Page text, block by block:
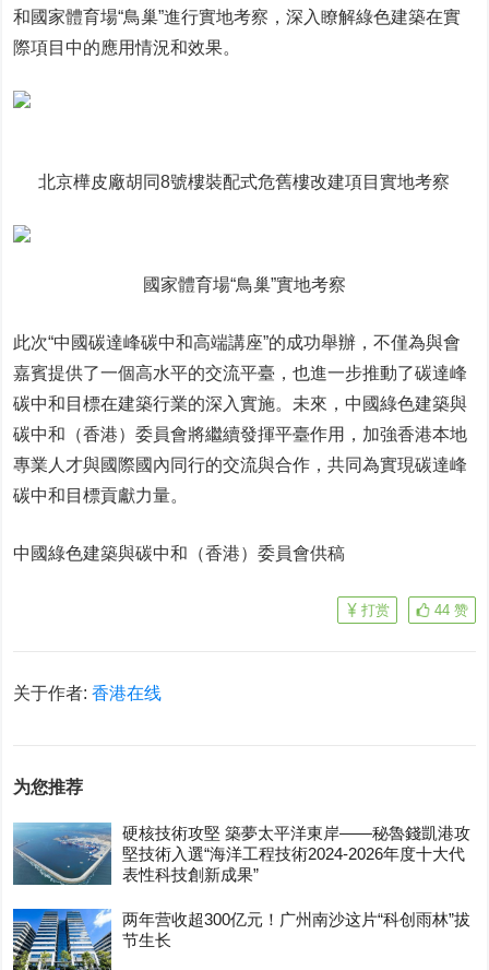
和國家體育場“鳥巢”進行實地考察，深入瞭解綠色建築在實
際項目中的應用情況和效果。
北京樺皮廠胡同8號樓裝配式危舊樓改建項目實地考察
國家體育場“鳥巢”實地考察
此次“中國碳達峰碳中和高端講座”的成功舉辦，不僅為與會
嘉賓提供了一個高水平的交流平臺，也進一步推動了碳達峰
碳中和目標在建築行業的深入實施。未來，中國綠色建築與
碳中和（香港）委員會將繼續發揮平臺作用，加強香港本地
專業人才與國際國內同行的交流與合作，共同為實現碳達峰
碳中和目標貢獻力量。
中國綠色建築與碳中和（香港）委員會供稿
44 赞
打赏
关于作者:香港在线
为您推荐
硬核技術攻堅 築夢太平洋東岸——秘魯錢凱港攻
堅技術入選“海洋工程技術2024-2026年度十大代
表性科技創新成果”
两年营收超300亿元！广州南沙这片“科创雨林”拔
节生长